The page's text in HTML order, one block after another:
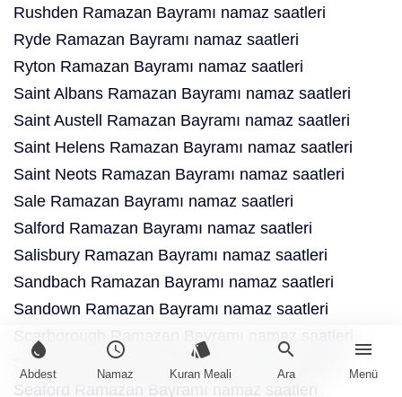
water_drop
Abdest
schedule
Namaz
style
Kuran Meali
search
Ara
menu
Menü
Rushden Ramazan Bayramı namaz saatleri
Ryde Ramazan Bayramı namaz saatleri
Ryton Ramazan Bayramı namaz saatleri
Saint Albans Ramazan Bayramı namaz saatleri
Saint Austell Ramazan Bayramı namaz saatleri
Saint Helens Ramazan Bayramı namaz saatleri
Saint Neots Ramazan Bayramı namaz saatleri
Sale Ramazan Bayramı namaz saatleri
Salford Ramazan Bayramı namaz saatleri
Salisbury Ramazan Bayramı namaz saatleri
Sandbach Ramazan Bayramı namaz saatleri
Sandown Ramazan Bayramı namaz saatleri
Scarborough Ramazan Bayramı namaz saatleri
Scunthorpe Ramazan Bayramı namaz saatleri
Seaford Ramazan Bayramı namaz saatleri